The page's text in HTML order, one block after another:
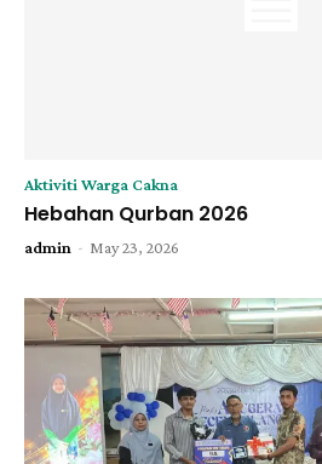
Aktiviti Warga Cakna
Hebahan Qurban 2026
admin - May 23, 2026